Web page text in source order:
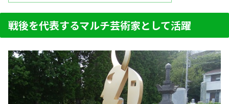
戦後を代表するマルチ芸術家として活躍